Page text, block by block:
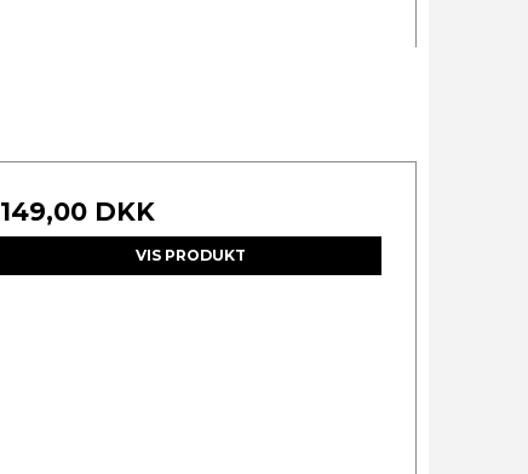
149,00 DKK
VIS PRODUKT